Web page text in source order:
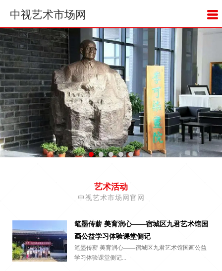
中视艺术市场网
艺术活动
中视艺术市场网官网
笔墨传薪 美育润心——宿城区九君艺术馆国
画公益学习体验课堂侧记
笔墨传薪 美育润心——宿城区九君艺术馆国画公益
学习体验课堂侧记...